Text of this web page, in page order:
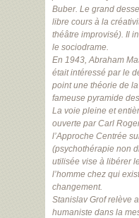
Buber. Le grand
libre cours à la
théâtre improvisé). Il
le sociodrame.
En 1943, Abraham
était intéressé par le
point une théorie de
fameuse pyramide
La voie pleine et
ouverte par Carl
l’Approche Centrée
(psychothérapie non
utilisée vise à libérer
l’homme chez qui
changement.
Stanislav Grof relève
humaniste dans la